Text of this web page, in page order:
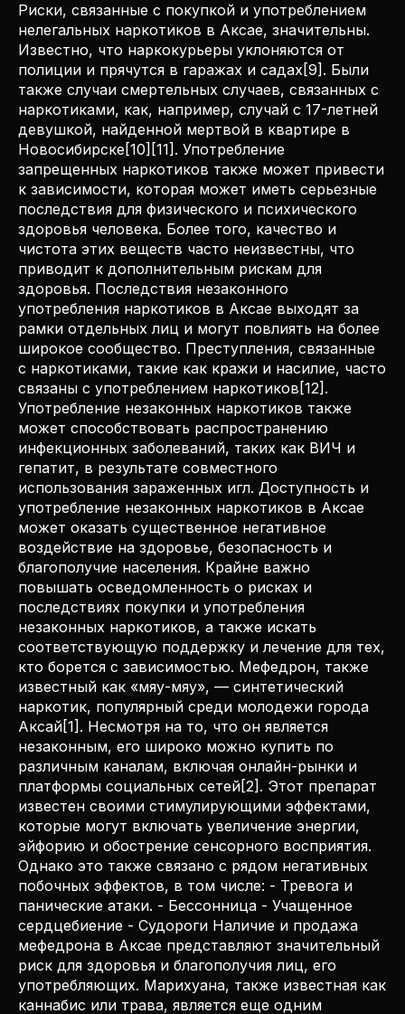
Риски, связанные с покупкой и употреблением
нелегальных наркотиков в Аксае, значительны.
Известно, что наркокурьеры уклоняются от
полиции и прячутся в гаражах и садах[9]. Были
также случаи смертельных случаев, связанных с
наркотиками, как, например, случай с 17-летней
девушкой, найденной мертвой в квартире в
Новосибирске[10][11]. Употребление
запрещенных наркотиков также может привести
к зависимости, которая может иметь серьезные
последствия для физического и психического
здоровья человека. Более того, качество и
чистота этих веществ часто неизвестны, что
приводит к дополнительным рискам для
здоровья. Последствия незаконного
употребления наркотиков в Аксае выходят за
рамки отдельных лиц и могут повлиять на более
широкое сообщество. Преступления, связанные
с наркотиками, такие как кражи и насилие, часто
связаны с употреблением наркотиков[12].
Употребление незаконных наркотиков также
может способствовать распространению
инфекционных заболеваний, таких как ВИЧ и
гепатит, в результате совместного
использования зараженных игл. Доступность и
употребление незаконных наркотиков в Аксае
может оказать существенное негативное
воздействие на здоровье, безопасность и
благополучие населения. Крайне важно
повышать осведомленность о рисках и
последствиях покупки и употребления
незаконных наркотиков, а также искать
соответствующую поддержку и лечение для тех,
кто борется с зависимостью. Мефедрон, также
известный как «мяу-мяу», — синтетический
наркотик, популярный среди молодежи города
Аксай[1]. Несмотря на то, что он является
незаконным, его широко можно купить по
различным каналам, включая онлайн-рынки и
платформы социальных сетей[2]. Этот препарат
известен своими стимулирующими эффектами,
которые могут включать увеличение энергии,
эйфорию и обострение сенсорного восприятия.
Однако это также связано с рядом негативных
побочных эффектов, в том числе: - Тревога и
панические атаки. - Бессонница - Учащенное
сердцебиение - Судороги Наличие и продажа
мефедрона в Аксае представляют значительный
риск для здоровья и благополучия лиц, его
употребляющих. Марихуана, также известная как
каннабис или трава, является еще одним